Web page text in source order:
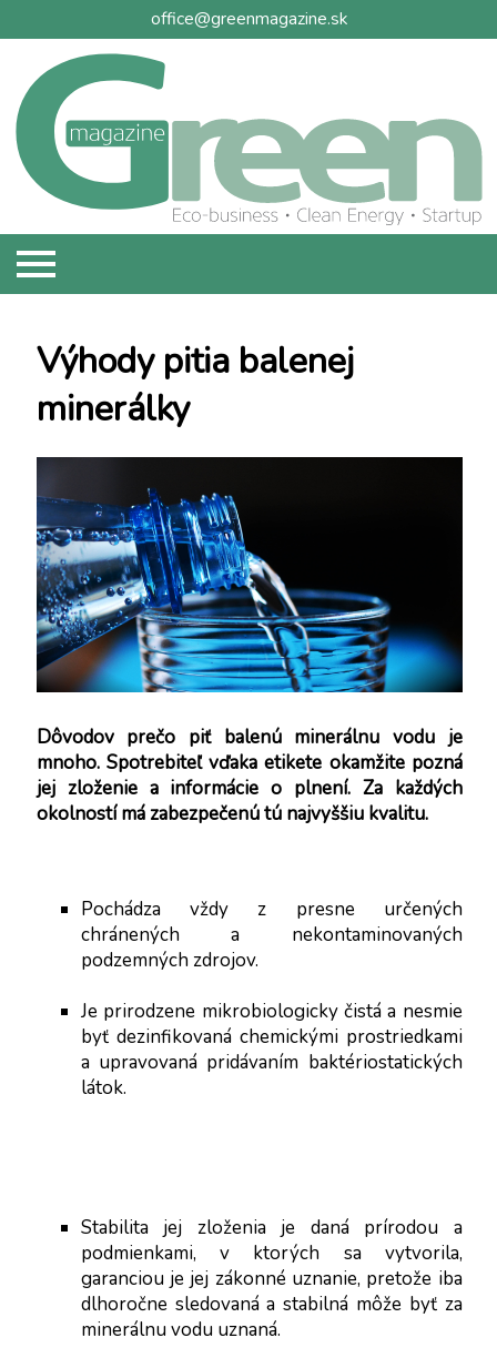
office@greenmagazine.sk
DISTRIBÚCIA
PARTNERI
KONTAKTY
Výhody pitia balenej
minerálky
Dôvodov prečo piť balenú minerálnu vodu je
mnoho. Spotrebiteľ vďaka etikete okamžite pozná
jej zloženie a informácie o plnení. Za každých
okolností má zabezpečenú tú najvyššiu kvalitu.
Pochádza vždy z presne určených
chránených a nekontaminovaných
podzemných zdrojov.
Je prirodzene mikrobiologicky čistá a nesmie
byť dezinfikovaná chemickými prostriedkami
a upravovaná pridávaním baktériostatických
látok.
Stabilita jej zloženia je daná prírodou a
podmienkami, v ktorých sa vytvorila,
garanciou je jej zákonné uznanie, pretože iba
dlhoročne sledovaná a stabilná môže byť za
minerálnu vodu uznaná.